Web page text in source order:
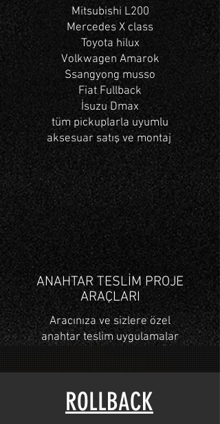
Mitsubishi L200
Mercedes X class
Toyota hilux
Volkwagen Amarok
Ssangyong musso
Fiat Fullback
İsuzu Dmax
tüm pickuplarla uyumlu
aksesuar satış ve montaj
ANAHTAR TESLİM PROJE
ARAÇLARI
Aracınıza ve sizlere özel
anahtar teslim uygulamalar
ROLLBACK